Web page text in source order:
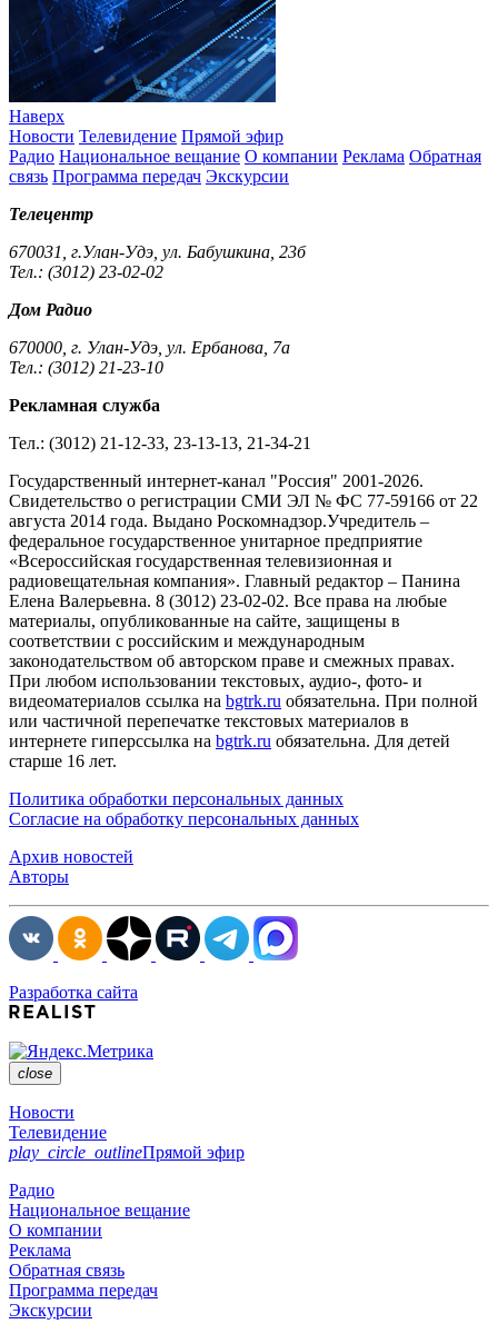
Наверх
Новости Телевидение Прямой эфир
Радио Национальное вещание О компании Реклама Обратная
связь Программа передач Экскурсии
Телецентр
670031, г.Улан-Удэ, ул. Бабушкина, 23б
Тел.: (3012) 23-02-02
Дом Радио
670000, г. Улан-Удэ, ул. Ербанова, 7а
Тел.: (3012) 21-23-10
Рекламная служба
Тел.: (3012) 21-12-33, 23-13-13, 21-34-21
Государственный интернет-канал "Россия" 2001-2026.
Cвидетельство о регистрации СМИ ЭЛ № ФС 77-59166 от 22
августа 2014 года. Выдано Роскомнадзор.Учредитель –
федеральное государственное унитарное предприятие
«Всероссийская государственная телевизионная и
радиовещательная компания». Главный редактор – Панина
Елена Валерьевна. 8 (3012) 23-02-02. Все права на любые
материалы, опубликованные на сайте, защищены в
соответствии с российским и международным
законодательством об авторском праве и смежных правах.
При любом использовании текстовых, аудио-, фото- и
видеоматериалов ссылка на bgtrk.ru обязательна. При полной
или частичной перепечатке текстовых материалов в
интернете гиперссылка на bgtrk.ru обязательна. Для детей
старше 16 лет.
Политика обработки персональных данных
Согласие на обработку персональных данных
Архив новостей
Авторы
Разработка сайта
close
Новости
Телевидение
play_circle_outlineПрямой эфир
Радио
Национальное вещание
О компании
Реклама
Обратная связь
Программа передач
Экскурсии